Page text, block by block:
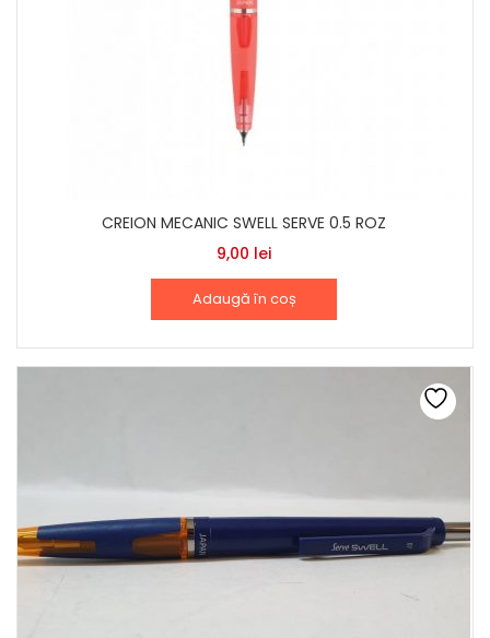
CREION MECANIC SWELL SERVE 0.5 ROZ
9,00 lei
Adaugă în coș